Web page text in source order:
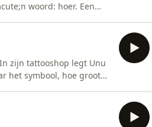
woord: hoer. Een
zijn tattooshop legt Unu
het symbool, hoe groot